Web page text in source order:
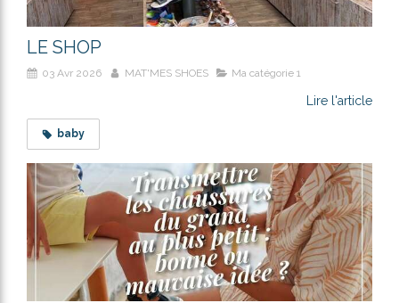
LE SHOP
03 Avr 2026 MAT'MES SHOES Ma catégorie 1
Lire l'article
baby